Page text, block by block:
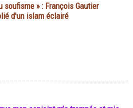
soufisme » : François Gautier
d'un islam éclairé